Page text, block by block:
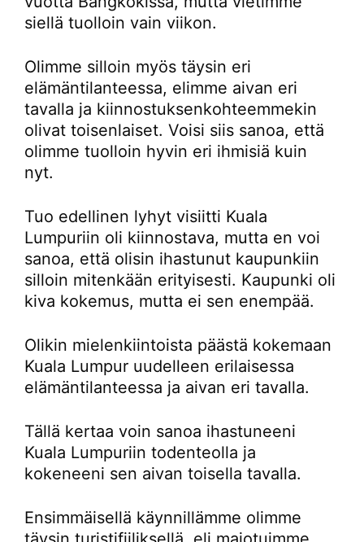
siellä tuolloin vain viikon.
Olimme silloin myös täysin eri
elämäntilanteessa, elimme aivan eri
tavalla ja kiinnostuksenkohteemmekin
olivat toisenlaiset. Voisi siis sanoa, että
olimme tuolloin hyvin eri ihmisiä kuin
nyt.
Tuo edellinen lyhyt visiitti Kuala
Lumpuriin oli kiinnostava, mutta en voi
sanoa, että olisin ihastunut kaupunkiin
silloin mitenkään erityisesti. Kaupunki oli
kiva kokemus, mutta ei sen enempää.
Olikin mielenkiintoista päästä kokemaan
Kuala Lumpur uudelleen erilaisessa
elämäntilanteessa ja aivan eri tavalla.
Tällä kertaa voin sanoa ihastuneeni
Kuala Lumpuriin todenteolla ja
kokeneeni sen aivan toisella tavalla.
Ensimmäisellä käynnillämme olimme